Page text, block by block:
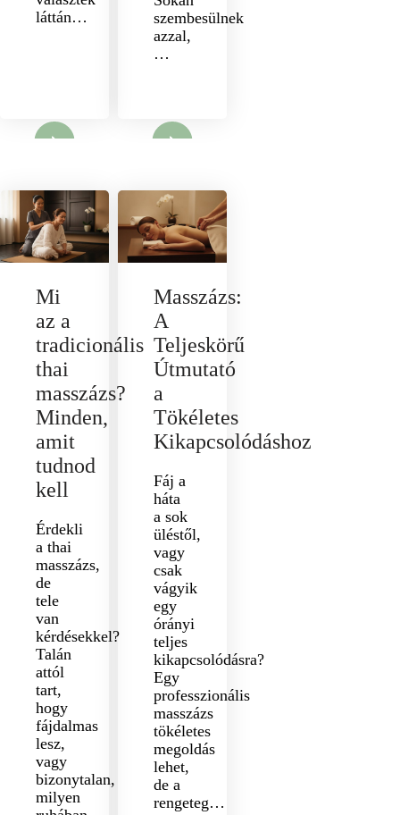
láttán…
szembesülnek
azzal,
…
Mi
az a
tradicionális
thai
masszázs?
Minden,
amit
tudnod
kell
Érdekli
a thai
masszázs,
de
tele
van
kérdésekkel?
Talán
attól
tart,
hogy
fájdalmas
lesz,
vagy
bizonytalan,
milyen
Masszázs:
A
Teljeskörű
Útmutató
a
Tökéletes
Kikapcsolódáshoz
Fáj a
háta
a sok
üléstől,
vagy
csak
vágyik
egy
órányi
teljes
kikapcsolódásra?
Egy
professzionális
masszázs
tökéletes
megoldás
lehet,
de a
rengeteg…